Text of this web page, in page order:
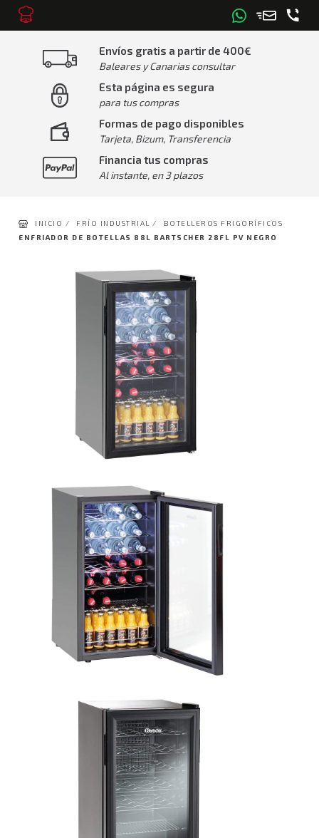
Envíos gratis a partir de 400€
Baleares y Canarias consultar
Esta página es segura
para tus compras
Formas de pago disponibles
Tarjeta, Bizum, Transferencia
Financia tus compras
Al instante, en 3 plazos
INICIO / FRÍO INDUSTRIAL /
BOTELLEROS FRIGORÍFICOS
ENFRIADOR DE BOTELLAS 88L BARTSCHER 28FL PV NEGRO